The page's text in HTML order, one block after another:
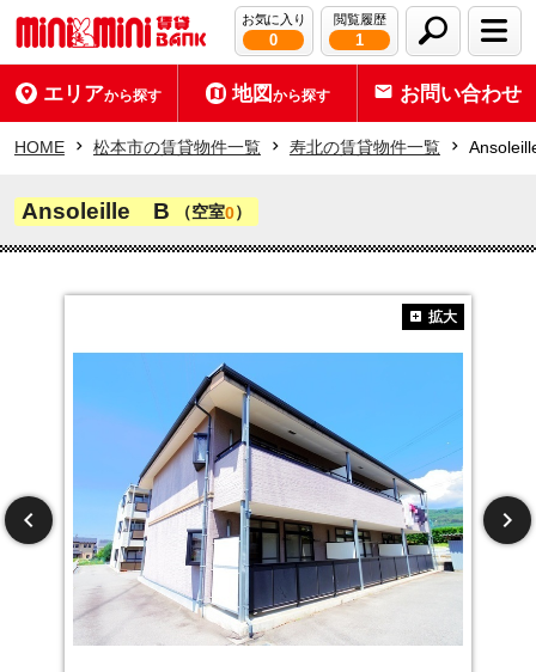
お気に入り
0
閲覧履歴
1
エリアから探す 地図から探す お問い合わせ
HOME 松本市の賃貸物件一覧 寿北の賃貸物件一覧
Ansoleille B （空室0）
拡大